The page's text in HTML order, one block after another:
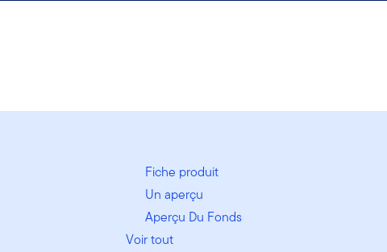
Fiche produit
Un aperçu
Aperçu Du Fonds
Voir tout